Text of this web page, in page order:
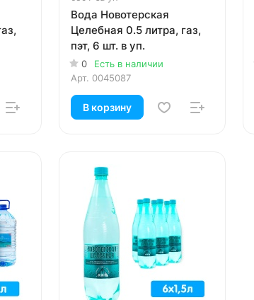
Вода Новотерская
Целебная 0.5 литра, газ,
пэт, 6 шт. в уп.
0
Есть в наличии
Арт. 0045087
В корзину